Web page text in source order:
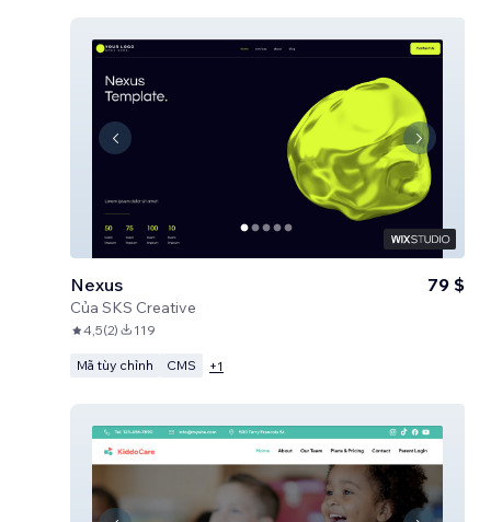
Nexus
Của SKS Creative
79 $
4,5(2) 119
Mã tùy chỉnh CMS +1